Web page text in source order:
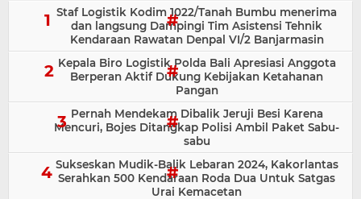
Staf Logistik Kodim 1022/Tanah Bumbu menerima
dan langsung Dampingi Tim Asistensi Tehnik
Kendaraan Rawatan Denpal VI/2 Banjarmasin
Kepala Biro Logistik Polda Bali Apresiasi Anggota
Berperan Aktif Dukung Kebijakan Ketahanan
Pangan
Pernah Mendekam Dibalik Jeruji Besi Karena
Mencuri, Bojes Ditangkap Polisi Ambil Paket Sabu-
sabu
Sukseskan Mudik-Balik Lebaran 2024, Kakorlantas
Serahkan 500 Kendaraan Roda Dua Untuk Satgas
Urai Kemacetan